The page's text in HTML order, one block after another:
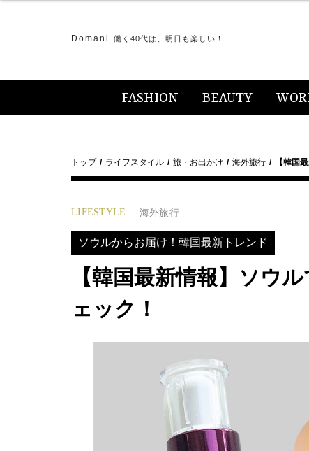
Domani 働く40代は、明日も楽しい！
FASHION BEAUTY
トップ ライフスタイル 旅・お出かけ 海外旅行 【韓国
LIFESTYLE 海外旅行
ソウルからお届け！韓国最新トレンド
【韓国最新情報】ソウ
ェック！